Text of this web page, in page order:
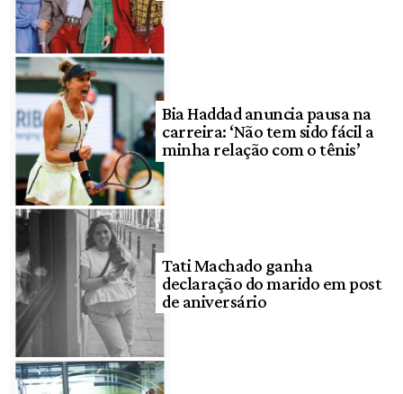
Bia Haddad anuncia pausa na
carreira: ‘Não tem sido fácil a
minha relação com o tênis’
Tati Machado ganha
declaração do marido em post
de aniversário